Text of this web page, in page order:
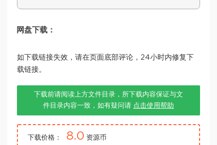
网盘下载：
如下载链接失效，请在页面底部评论，24小时内修复下
载链接。
下载前请阅读上方文件目录，所下载内容保证与文
件目录内容一致，如有疑问请 点击使用帮助
下载价格： 8.0 资源币